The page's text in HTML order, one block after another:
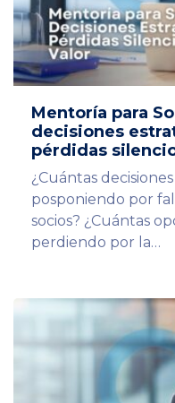
Mentoría para
decisiones
pérdidas
¿Cuántas
posponiendo por
socios? ¿Cuántas
perdiendo por la…